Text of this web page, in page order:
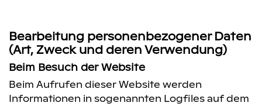
Bearbeitung personenbezogener Daten
(Art, Zweck und deren Verwendung)
Beim Besuch der Website
Beim Aufrufen dieser Website werden
Informationen in sogenannten Logfiles auf dem